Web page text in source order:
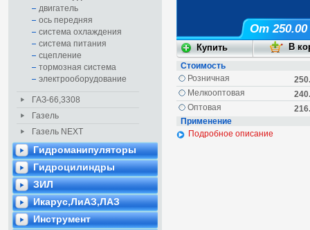
двигатель
ось передняя
система охлаждения
система питания
сцепление
тормозная система
электрооборудование
ГАЗ-66,3308
Газель
Газель NEXT
Гидроманипуляторы
Гидроцилиндры
ЗИЛ
Икарус,ЛиАЗ,ЛАЗ
Инструмент
От 250.00
Стоимость
Розничная
Мелкооптовая
Оптовая
Применение
Подробное описание